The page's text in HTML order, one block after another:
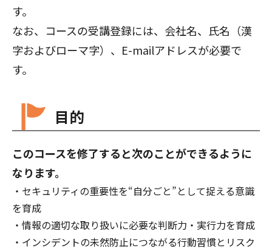
す。
なお、コースの受講登録には、会社名、氏名（漢
字およびローマ字）、E-mailアドレスが必要で
す。
目的
このコースを修了すると次のことができるように
なります。
セキュリティの重要性を“自分ごと”として捉える意識
を育成
・情報の適切な取り扱いに必要な判断力・実行力を育成
・インシデントの未然防止につながる行動習慣とリスク